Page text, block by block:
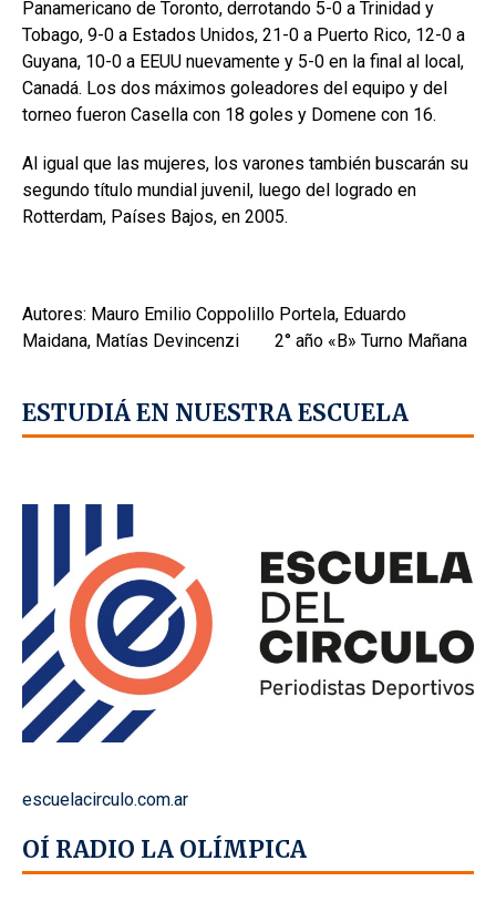
Panamericano de Toronto, derrotando 5-0 a Trinidad y
Tobago, 9-0 a Estados Unidos, 21-0 a Puerto Rico, 12-0 a
Guyana, 10-0 a EEUU nuevamente y 5-0 en la final al local,
Canadá. Los dos máximos goleadores del equipo y del
torneo fueron Casella con 18 goles y Domene con 16.
Al igual que las mujeres, los varones también buscarán su
segundo título mundial juvenil, luego del logrado en
Rotterdam, Países Bajos, en 2005.
Autores: Mauro Emilio Coppolillo Portela, Eduardo
Maidana, Matías Devincenzi 2° año «B» Turno Mañana
ESTUDIÁ EN NUESTRA ESCUELA
escuelacirculo.com.ar
OÍ RADIO LA OLÍMPICA